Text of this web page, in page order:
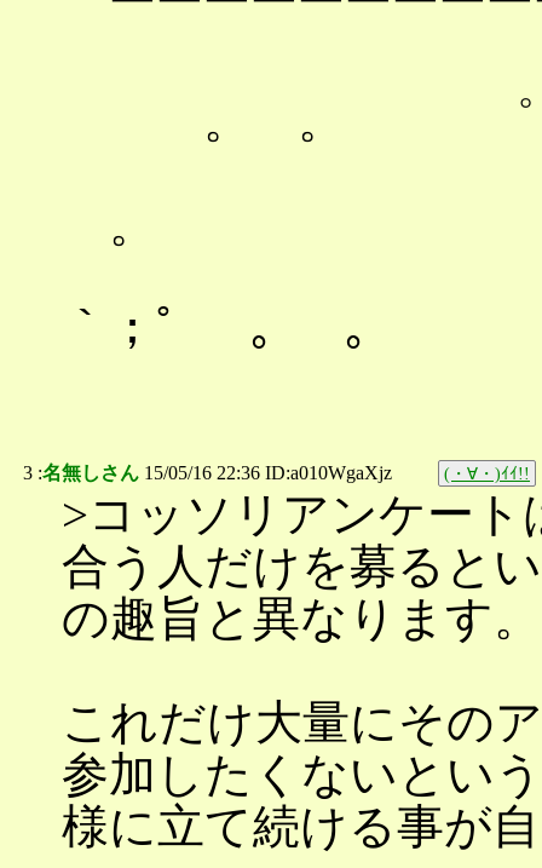
￣￣￣￣￣￣
。 。 ゜ 。
。
｀；゜ 。 。
3 :名無しさん 15/05/16 22:36 ID:a010WgaXjz (・∀・)ｲｲ!!
>コッソリアンケー
合う人だけを募ると
の趣旨と異なります。
これだけ大量にその
参加したくないとい
様に立て続ける事が